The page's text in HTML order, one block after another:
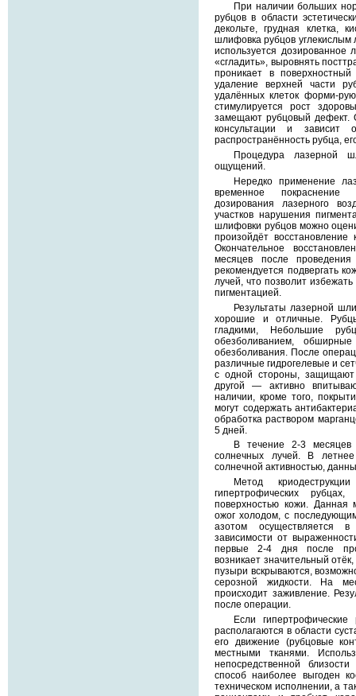
При наличии больших
рубцов в области
декольте, грудная клетка,
шлифовка рубцов углекислым
используется дозированное
«сгладить», выровнять
проникает в
удаление верхней части
удалённых клеток форми-
стимулируется рост
замещают рубцовый дефект.
консультации и зависит
распространённость рубца,
Процедура лазерной
ощущений.
Нередко применение
временное
дозирования лазерного
участков нарушения
шлифовки рубцов можно
произойдёт восстановление
Окончательное
месяцев после
рекомендуется подвергать
лучей, что позволит
пигментацией.
Результаты лазерной
хорошие и отличные.
гладкими, Небольшие
обезболиванием,
обезболивания. После
различные гидрогелевые и
с одной стороны,
другой — активно
наличии, кроме того,
могут содержать
обработка раствором
5 дней.
В течение 2-3 месяцев
солнечных лучей. В
солнечной активностью,
Метод
гипертрофических
поверхностью кожи. Данная
ожог холодом, с
азотом осуществляется
зависимости от
первые 2-4 дня после
возникает значительный
пузыри вскрываются,
серозной жидкости. На
происходит заживление.
после операции.
Если
располагаются в области
его движение (рубцовые
местными тканями.
непосредственной
способ наиболее выгоден
техническом исполнении, а